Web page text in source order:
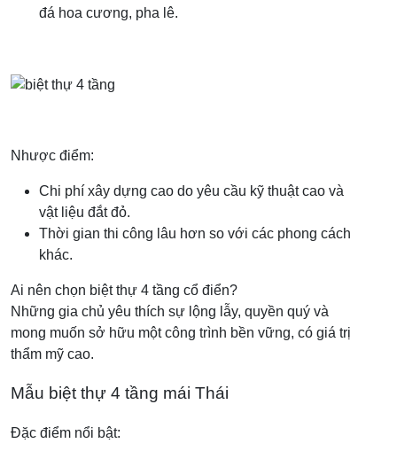
đá hoa cương, pha lê.
Nhược điểm:
Chi phí xây dựng cao do yêu cầu kỹ thuật cao và
vật liệu đắt đỏ.
Thời gian thi công lâu hơn so với các phong cách
khác.
Ai nên chọn biệt thự 4 tầng cổ điển?
Những gia chủ yêu thích sự lộng lẫy, quyền quý và
mong muốn sở hữu một công trình bền vững, có giá trị
thẩm mỹ cao.
Mẫu biệt thự 4 tầng mái Thái
Đặc điểm nổi bật: